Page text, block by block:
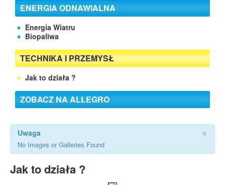
ENERGIA ODNAWIALNA
Energia Wiatru
Biopaliwa
TECHNIKA I PRZEMYSŁ
Jak to działa ?
ZOBACZ NA ALLEGRO
×
Uwaga
No Images or Galleries Found
Jak to działa ?